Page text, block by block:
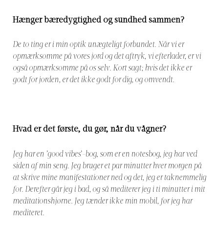
Hænger bæredygtighed og sundhed sammen?
De to ting er i min optik unægteligt forbundet. Når vi er
opmærksomme på vores jord og det aftryk, vi efterlader, er vi
også opmærksomme på os selv. Kort sagt; hvis det ikke er
godt for jorden, er det ikke godt for dig, og omvendt.
Hvad er det første, du gør, når du vågner?
Jeg har en ’good vibes’-bog, som er en notesbog, jeg har ved
siden af min seng. Jeg bruger et par minutter hver morgen på
at skrive mine manifestationer ned og det, jeg er taknemmelig
for. Derefter går jeg i bad, og så mediterer jeg i ti minutter i mit
meditationshjørne. Jeg tænder ikke min mobil, før jeg har
mediteret.